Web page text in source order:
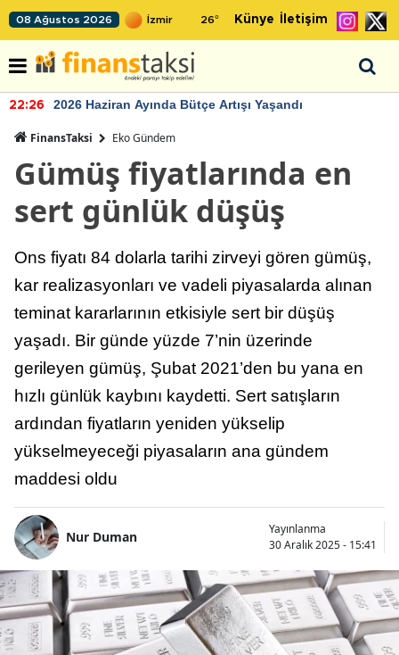
08 Ağustos 2026 26° Künye İletişim
22:26 2026 Haziran Ayında Bütçe Artışı Yaşandı
FinansTaksi Eko Gündem
Gümüş fiyatlarında en
sert günlük düşüş
Ons fiyatı 84 dolarla tarihi zirveyi gören gümüş,
kar realizasyonları ve vadeli piyasalarda alınan
teminat kararlarının etkisiyle sert bir düşüş
yaşadı. Bir günde yüzde 7’nin üzerinde
gerileyen gümüş, Şubat 2021’den bu yana en
hızlı günlük kaybını kaydetti. Sert satışların
ardından fiyatların yeniden yükselip
yükselmeyeceği piyasaların ana gündem
maddesi oldu
Nur Duman
Yayınlanma
30 Aralık 2025 - 15:41